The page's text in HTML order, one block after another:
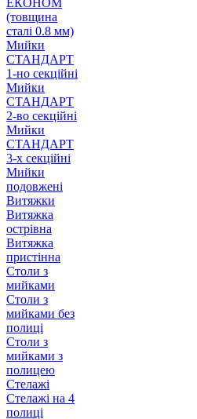
ЕКОНОМ
(товщина
сталі 0.8 мм)
Мийки
СТАНДАРТ
1-но секційні
Мийки
СТАНДАРТ
2-во секційні
Мийки
СТАНДАРТ
3-х секційні
Мийки
подовжені
Витяжки
Витяжка
острівна
Витяжка
пристінна
Столи з
мийками
Столи з
мийками без
полиці
Столи з
мийками з
полицею
Стелажі
Стелажі на 4
полиці